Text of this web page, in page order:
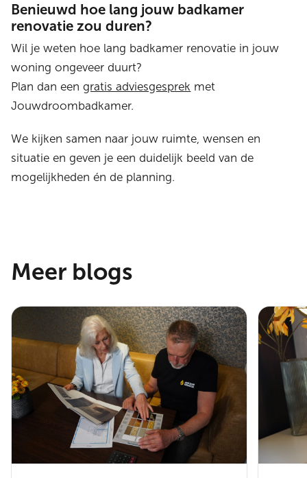
Benieuwd hoe lang jouw badkamer
renovatie zou duren?
Wil je weten hoe lang badkamer renovatie in jouw
woning ongeveer duurt?
Plan dan eengratis adviesgesprek met
Jouwdroombadkamer.
We kijken samen naar jouw ruimte, wensen en
situatie en geven je een duidelijk beeld van de
mogelijkheden én de planning.
Meer blogs